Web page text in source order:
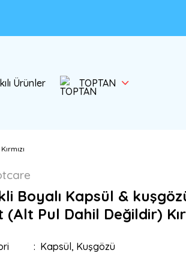
Ürünler TOPTAN
Boyalı Kapsül &
(Alt Pul Dahil Değildir)
Kapsül, Kuşgözü